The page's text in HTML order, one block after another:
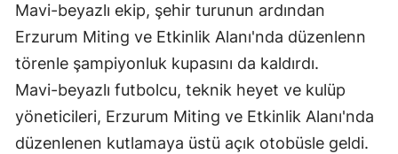
Nevşehir
Niğde
Ordu
Rize
Mavi-beyazlı ekip, şehir turunun ardından
Erzurum Miting ve Etkinlik Alanı'nda düzenlenn
törenle şampiyonluk kupasını da kaldırdı.
Mavi-beyazlı futbolcu, teknik heyet ve kulüp
yöneticileri, Erzurum Miting ve Etkinlik Alanı'nda
düzenlenen kutlamaya üstü açık otobüsle geldi.